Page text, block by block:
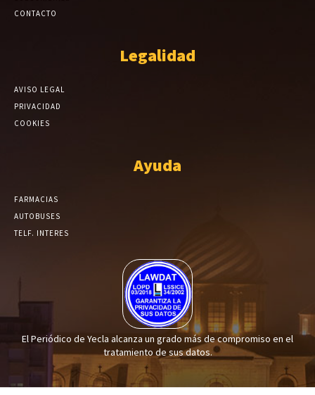
CONTACTO
Legalidad
AVISO LEGAL
PRIVACIDAD
COOKIES
Ayuda
FARMACIAS
AUTOBUSES
TELF. INTERES
El Periódico de Yecla alcanza un grado más de compromiso en el
tratamiento de sus datos.